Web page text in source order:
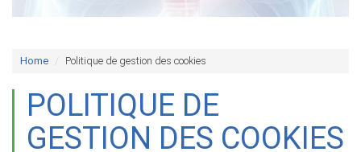
Home Politique de gestion des cookies
POLITIQUE DE
GESTION DES COOKIES